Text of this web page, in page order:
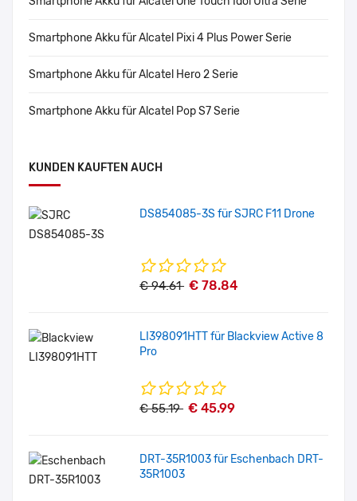
Smartphone Akku für Alcatel Pixi 4 Plus Power Serie
Smartphone Akku für Alcatel Hero 2 Serie
Smartphone Akku für Alcatel Pop S7 Serie
KUNDEN KAUFTEN AUCH
DS854085-3S für SJRC F11 Drone
€ 94.61 € 78.84
LI398091HTT für Blackview Active 8
Pro
€ 55.19 € 45.99
DRT-35R1003 für Eschenbach DRT-
35R1003